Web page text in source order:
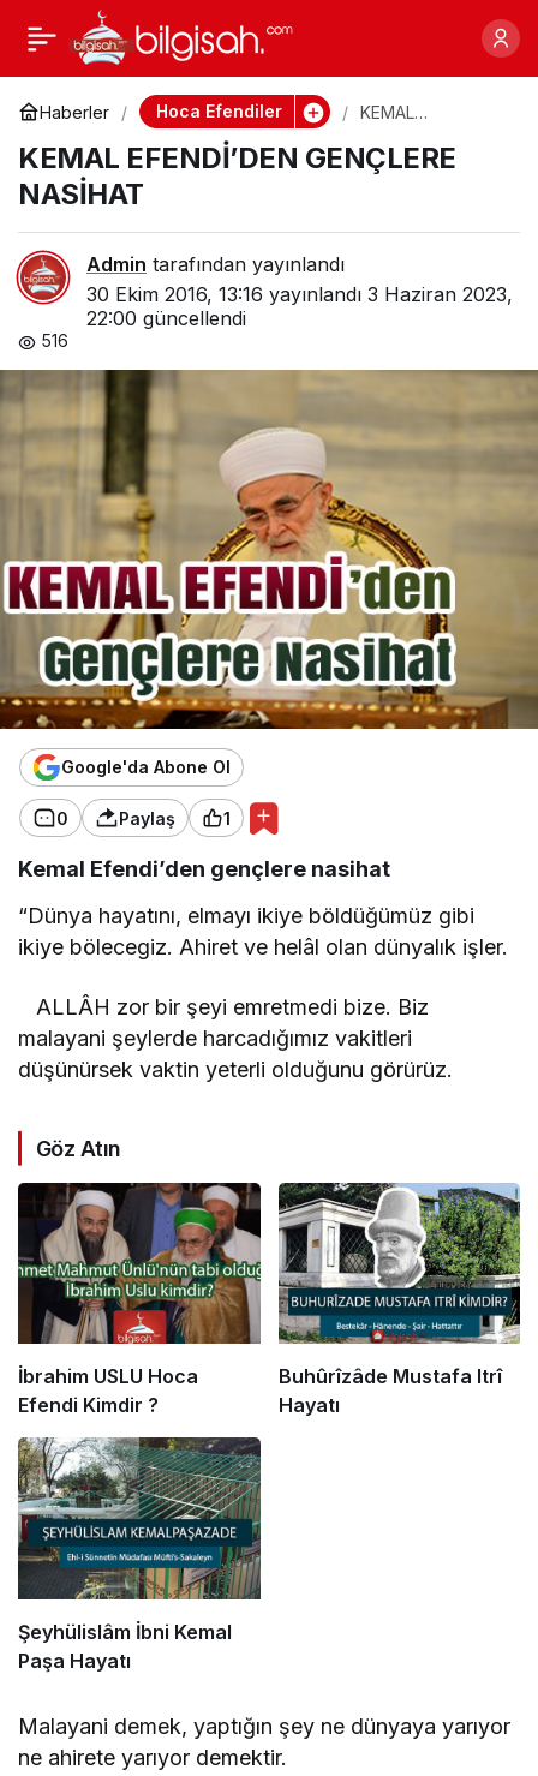
Haberler Hoca Efendiler
KEMAL
GENÇLERE
NASİHAT
KEMAL EFENDİ’DEN GENÇLERE
NASİHAT
Admin tarafından yayınlandı
30 Ekim 2016, 13:16 yayınlandı 3 Haziran 2023,
22:00 güncellendi
516
Google'da Abone Ol
0 Paylaş 1
Kemal Efendi’den gençlere nasihat
“Dünya hayatını, elmayı ikiye böldüğümüz gibi
ikiye bölecegiz. Ahiret ve helâl olan dünyalık işler.
ALLÂH zor bir şeyi emretmedi bize. Biz
malayani şeylerde harcadığımız vakitleri
düşünürsek vaktin yeterli olduğunu görürüz.
Göz Atın
İbrahim USLU Hoca
Efendi Kimdir ?
Buhûrîzâde Mustafa Itrî
Hayatı
Şeyhülislâm İbni Kemal
Paşa Hayatı
Malayani demek, yaptığın şey ne dünyaya yarıyor
ne ahirete yarıyor demektir.
KEMAL EFENDİ’DEN
GENÇLERE NASİHAT
0